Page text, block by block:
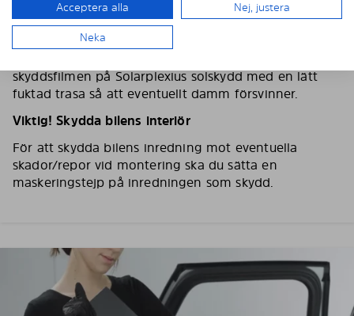
2. TVÄTTA OCH TORKA BILRUTORNA
Tvätta och torka omsorgsfullt av bilens rutor, använd
skyddsfilmen på Solarplexius solskydd med en lätt
fuktad trasa så att eventuellt damm försvinner.
Viktig! Skydda bilens interiör
För att skydda bilens inredning mot eventuella
skador/repor vid montering ska du sätta en
maskeringstejp på inredningen som skydd.
Acceptera alla Nej, justera
Neka